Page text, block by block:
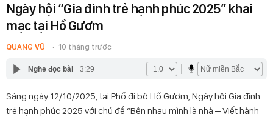
Ngày hội “Gia đình trẻ hạnh phúc 2025” khai
mạc tại Hồ Gươm
QUANG VŨ 10 tháng trước
Nghe đọc bài 3:29
Sáng ngày 12/10/2025, tại Phố đi bộ Hồ Gươm, Ngày hội Gia đình
trẻ hạnh phúc 2025 với chủ đề “Bên nhau mình là nhà – Viết hành